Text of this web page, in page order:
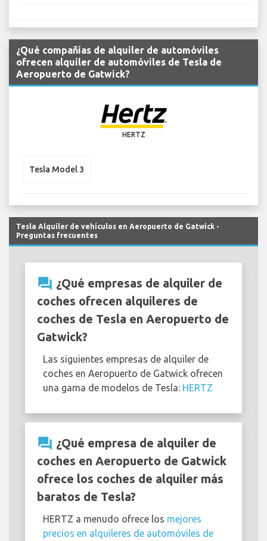
¿Qué compañías de alquiler de automóviles
ofrecen alquiler de automóviles de Tesla de
Aeropuerto de Gatwick?
HERTZ
Tesla Model 3
Tesla Alquiler de vehículos en Aeropuerto de Gatwick -
Preguntas frecuentes
question_answer ¿Qué empresas de alquiler de
coches ofrecen alquileres de
coches de Tesla en Aeropuerto de
Gatwick?
Las siguientes empresas de alquiler de
coches en Aeropuerto de Gatwick ofrecen
una gama de modelos de Tesla: HERTZ
question_answer ¿Qué empresa de alquiler de
coches en Aeropuerto de Gatwick
ofrece los coches de alquiler más
baratos de Tesla?
HERTZ a menudo ofrece los mejores
precios en alquileres de automóviles de